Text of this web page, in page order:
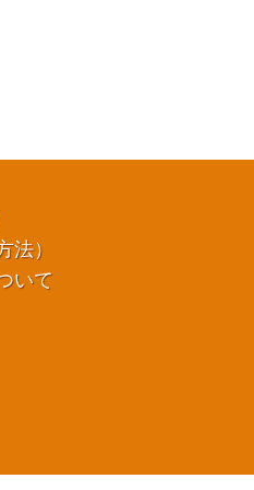
法）
いて